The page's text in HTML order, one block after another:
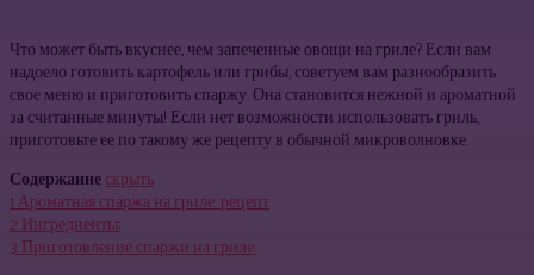
Что может быть вкуснее, чем запеченные овощи на гриле? Если вам
надоело готовить картофель или грибы, советуем вам разнообразить
свое меню и приготовить спаржу. Она становится нежной и ароматной
за считанные минуты! Если нет возможности использовать гриль,
приготовьте ее по такому же рецепту в обычной микроволновке.
Содержаниескрыть
1Ароматная спаржа на гриле: рецепт
2Ингредиенты:
3Приготовление спаржи на гриле: